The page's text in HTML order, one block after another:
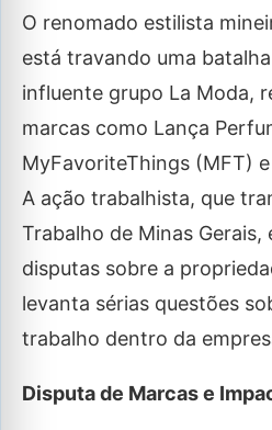
O renomado estilista
está travando uma
influente grupo La Moda,
marcas como Lança
MyFavoriteThings (MFT)
A ação trabalhista, que
Trabalho de Minas
disputas sobre a
levanta sérias questões
trabalho dentro da
Disputa de Marcas e